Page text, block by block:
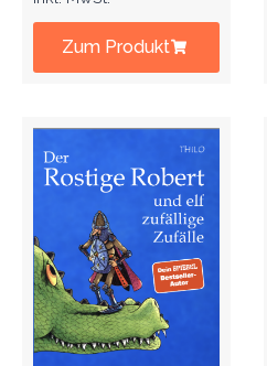
Zum Produkt